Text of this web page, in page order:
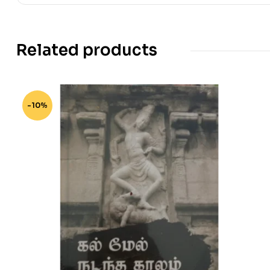
Related products
-10%